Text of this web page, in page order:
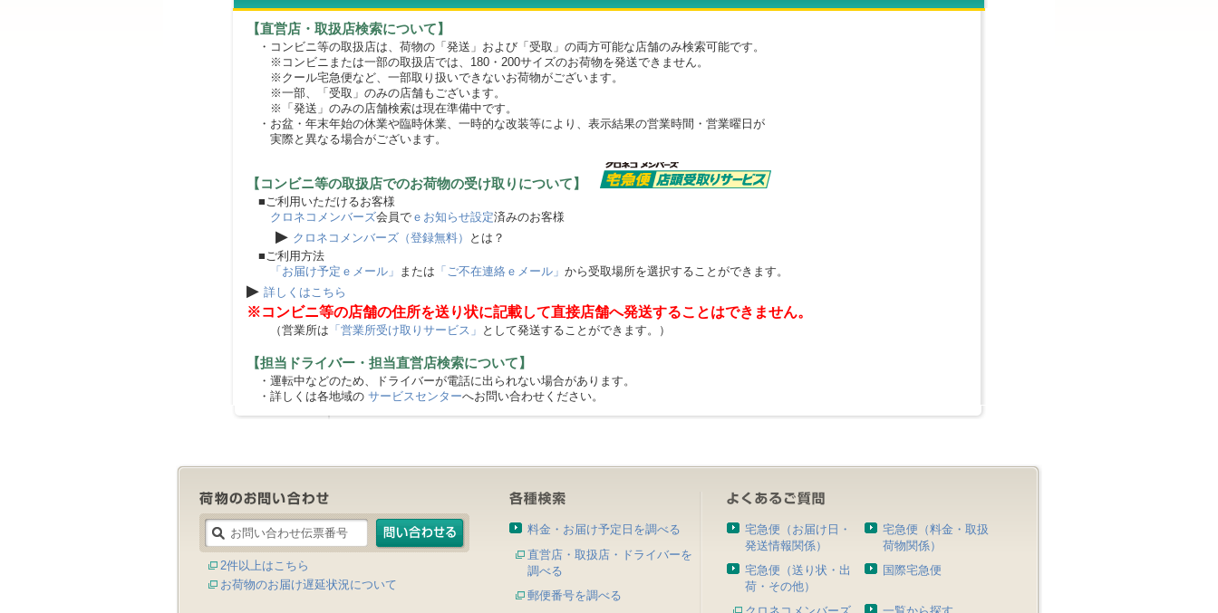
【直営店・取扱店検索について】
・コンビニ等の取扱店は、荷物の「発送」および「受取」の両方可能な店舗のみ検索可能です。
※コンビニまたは一部の取扱店では、180・200サイズのお荷物を発送できません。
※クール宅急便など、一部取り扱いできないお荷物がございます。
※一部、「受取」のみの店舗もございます。
※「発送」のみの店舗検索は現在準備中です。
・お盆・年末年始の休業や臨時休業、一時的な改装等により、表示結果の営業時間・営業曜日が
実際と異なる場合がございます。
【コンビニ等の取扱店でのお荷物の受け取りについて】
■ご利用いただけるお客様
クロネコメンバーズ会員で ｅお知らせ設定済みのお客様
▶ クロネコメンバーズ（登録無料）
とは？
■ご利用方法
「お届け予定ｅメール」 または 「ご不在連絡ｅメール」 から受取場所を選択することができます。
▶ 詳しくはこちら
※コンビニ等の店舗の住所を送り状に記載して直接店舗へ発送することはできません。
（営業所は 「営業所受け取りサービス」 として発送することができます。）
【担当ドライバー・担当直営店検索について】
・運転中などのため、ドライバーが電話に出られない場合があります。
・詳しくは各地域の サービスセンターへお問い合わせください。
2件以上はこちら
お荷物のお届け遅延状況について
料金・お届け予定日を調べる
直営店・取扱店・ドライバーを
調べる
郵便番号を調べる
宅急便（お届け日・
発送情報関係）
宅急便（料金・取扱
荷物関係）
宅急便（送り状・出
荷・その他）
国際宅急便